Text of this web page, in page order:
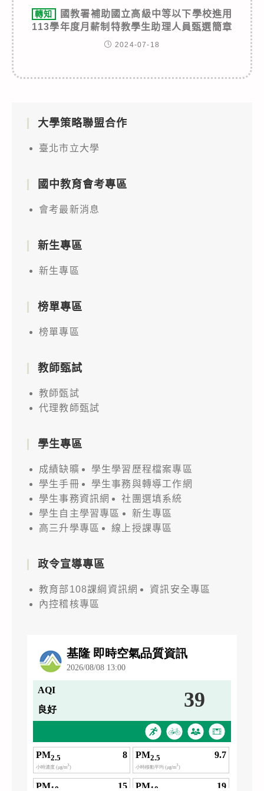
轉知
國教署補助國立高級中等以下學校進用
113學年度月薪制特教學生助理人員甄選簡章
2024-07-18
大學策略聯盟合作
臺北市立大學
國中教育會考專區
會考最新消息
新生專區
新生專區
榜單專區
榜單專區
教師甄試
教師甄試
代理教師甄試
學生專區
成績缺曠
學生學習歷程檔案專區
學生手冊
學生事務與轉導工作網
學生事務資訊網
社團選填系統
學生自主學習專區
新生專區
高三升學專區
線上授課專區
政令宣導專區
教育部108課綱資訊網
資訊安全專區
內控稽核專區